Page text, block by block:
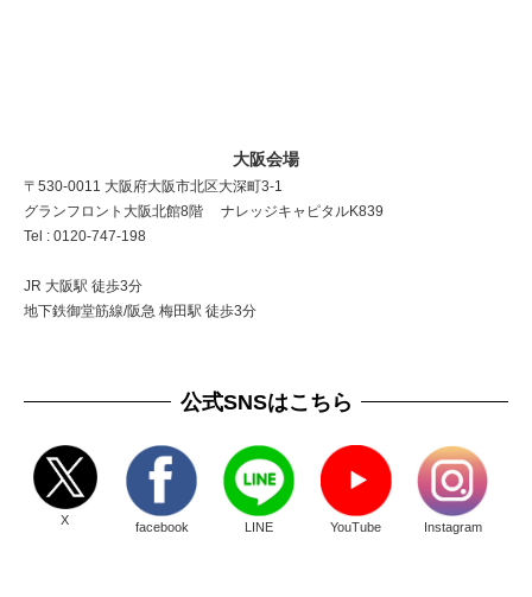
大阪会場
〒530-0011 大阪府大阪市北区大深町3-1
グランフロント大阪北館8階 ナレッジキャピタルK839
Tel : 0120-747-198
JR 大阪駅 徒歩3分
地下鉄御堂筋線/阪急 梅田駅 徒歩3分
公式SNSはこちら
X facebook LINE YouTube Instagram